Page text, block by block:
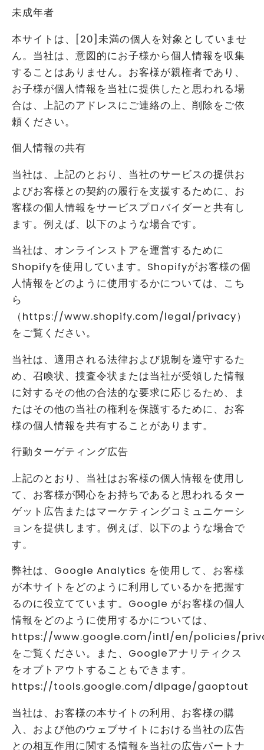
未成年者
本サイトは、[20]未満の個人を対象としていませ
ん。当社は、意図的にお子様から個人情報を収集
することはありません。お客様が親権者であり、
お子様が個人情報を当社に提供したと思われる場
合は、上記のアドレスにご連絡の上、削除をご依
頼ください。
個人情報の共有
当社は、上記のとおり、当社のサービスの提供お
よびお客様との契約の履行を支援するために、お
客様の個人情報をサービスプロバイダーと共有し
ます。例えば、以下のような場合です。
当社は、オンラインストアを運営するために
Shopifyを使用しています。Shopifyがお客様の個
人情報をどのように使用するかについては、こち
ら
（https://www.shopify.com/legal/privacy）
をご覧ください。
当社は、適用される法律および規制を遵守するた
め、召喚状、捜査令状または当社が受領した情報
に対するその他の合法的な要求に応じるため、ま
たはその他の当社の権利を保護するために、お客
様の個人情報を共有することがあります。
行動ターゲティング広告
上記のとおり、当社はお客様の個人情報を使用し
て、お客様が関心をお持ちであると思われるター
ゲット広告またはマーケティングコミュニケーシ
ョンを提供します。例えば、以下のような場合で
す。
弊社は、Google Analytics を使用して、お客様
が本サイトをどのように利用しているかを把握す
るのに役立てています。Google がお客様の個人
情報をどのように使用するかについては、
https://www.google.com/intl/en/policies/
をご覧ください。また、Googleアナリティクス
をオプトアウトすることもできます。
https://tools.google.com/dlpage/gaoptout
当社は、お客様の本サイトの利用、お客様の購
入、および他のウェブサイトにおける当社の広告
との相互作用に関する情報を当社の広告パートナ